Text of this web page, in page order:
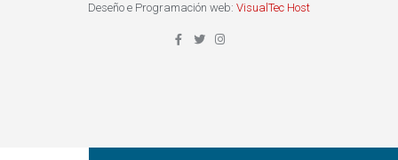
Deseño e Programación web: VisualTec Host